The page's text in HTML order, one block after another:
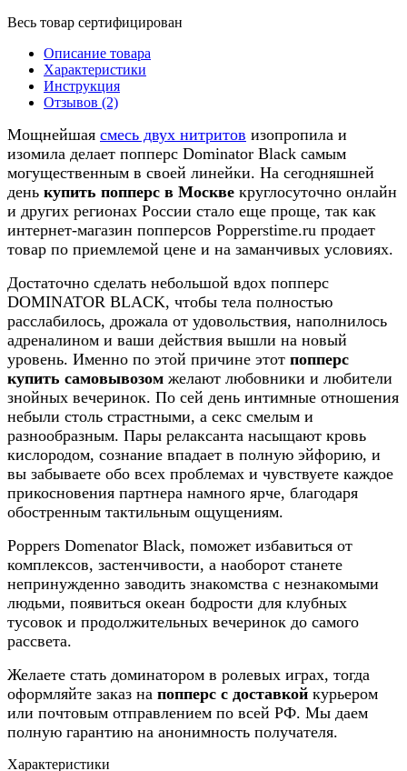
Весь товар сертифицирован
Описание товара
Характеристики
Инструкция
Отзывов (2)
Мощнейшая смесь двух нитритов изопропила и
изомила делает попперс Dominator Black самым
могущественным в своей линейки. На сегодняшней
день купить попперс в Москве круглосуточно онлайн
и других регионах России стало еще проще, так как
интернет-магазин попперсов Popperstime.ru продает
товар по приемлемой цене и на заманчивых условиях.
Достаточно сделать небольшой вдох попперс
DOMINATOR BLACK, чтобы тела полностью
расслабилось, дрожала от удовольствия, наполнилось
адреналином и ваши действия вышли на новый
уровень. Именно по этой причине этот попперс
купить самовывозом желают любовники и любители
знойных вечеринок. По сей день интимные отношения
небыли столь страстными, а секс смелым и
разнообразным. Пары релаксанта насыщают кровь
кислородом, сознание впадает в полную эйфорию, и
вы забываете обо всех проблемах и чувствуете каждое
прикосновения партнера намного ярче, благодаря
обостренным тактильным ощущениям.
Poppers Domenator Black, поможет избавиться от
комплексов, застенчивости, а наоборот станете
непринужденно заводить знакомства с незнакомыми
людьми, появиться океан бодрости для клубных
тусовок и продолжительных вечеринок до самого
рассвета.
Желаете стать доминатором в ролевых играх, тогда
оформляйте заказ на попперс с доставкой курьером
или почтовым отправлением по всей РФ. Мы даем
полную гарантию на анонимность получателя.
Характеристики